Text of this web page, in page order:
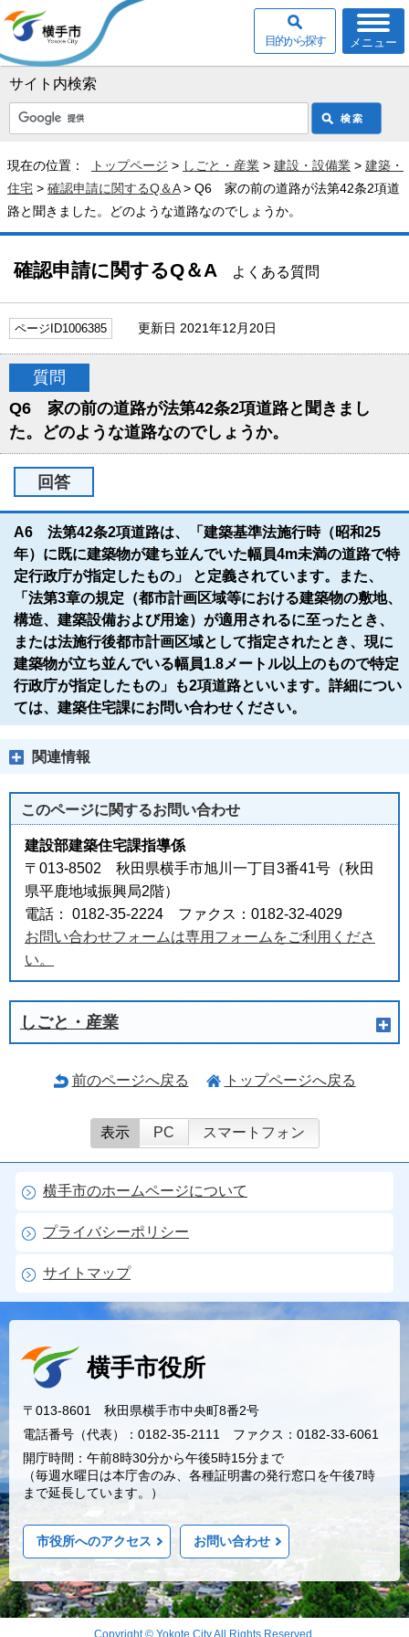
サイト内検索
メニュー
目的から探す
現在の位置： トップページ > しごと・産業 > 建設・設備業 > 建築・
住宅 > 確認申請に関するQ＆A> Q6 家の前の道路が法第42条2項道
路と聞きました。どのような道路なのでしょうか。
確認申請に関するQ＆A よくある質問
ページID1006385 更新日 2021年12月20日
質問
Q6 家の前の道路が法第42条2項道路と聞きまし
た。どのような道路なのでしょうか。
回答
A6 法第42条2項道路は、「建築基準法施行時（昭和25
年）に既に建築物が建ち並んでいた幅員4m未満の道路で特
定行政庁が指定したもの」 と定義されています。また、
「法第3章の規定（都市計画区域等における建築物の敷地、
構造、建築設備および用途）が適用されるに至ったとき、
または法施行後都市計画区域として指定されたとき、現に
建築物が立ち並んでいる幅員1.8メートル以上のもので特定
行政庁が指定したもの」も2項道路といいます。詳細につい
ては、建築住宅課にお問い合わせください。
関連情報
このページに関するお問い合わせ
建設部建築住宅課指導係
〒013-8502 秋田県横手市旭川一丁目3番41号（秋田
県平鹿地域振興局2階）
電話： 0182-35-2224 ファクス：0182-32-4029
お問い合わせフォームは専用フォームをご利用くださ
い。
しごと・産業
前のページへ戻る トップページへ戻る
表示 PC スマートフォン
横手市のホームページについて
プライバシーポリシー
サイトマップ
横手市役所
〒013-8601 秋田県横手市中央町8番2号
電話番号（代表）：0182-35-2111 ファクス：0182-33-6061
開庁時間：午前8時30分から午後5時15分まで
（毎週水曜日は本庁舎のみ、各種証明書の発行窓口を午後7時
まで延長しています。）
市役所へのアクセス お問い合わせ
Copyright © Yokote City All Rights Reserved.